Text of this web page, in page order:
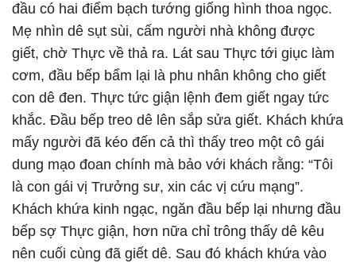
đầu có hai điểm bạch tướng giống hình thoa ngọc.
Mẹ nhìn dê sụt sùi, cấm người nhà không được
giết, chờ Thực về thả ra. Lát sau Thực tới giục làm
cơm, đầu bếp bẩm lại là phu nhân không cho giết
con dê đen. Thực tức giận lệnh đem giết ngay tức
khắc. Đầu bếp treo dê lên sắp sửa giết. Khách khứa
mấy người đã kéo đến cả thì thấy treo một cô gái
dung mạo đoan chính mà bảo với khách rằng: “Tôi
là con gái vị Trưởng sư, xin các vị cứu mạng”.
Khách khứa kinh ngạc, ngăn đầu bếp lại nhưng đầu
bếp sợ Thực giận, hơn nữa chỉ trông thấy dê kêu
nên cuối cùng đã giết dê. Sau đó khách khứa vào